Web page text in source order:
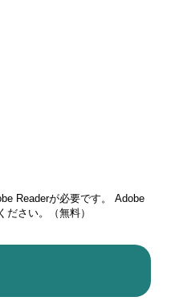
Readerが必要です。
Adobe
さい。（無料）